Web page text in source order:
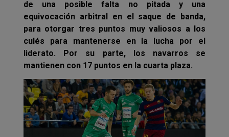
de una posible falta no pitada y una
equivocación arbitral en el saque de banda,
para otorgar tres puntos muy valiosos a los
culés para mantenerse en la lucha por el
liderato. Por su parte, los navarros se
mantienen con 17 puntos en la cuarta plaza.